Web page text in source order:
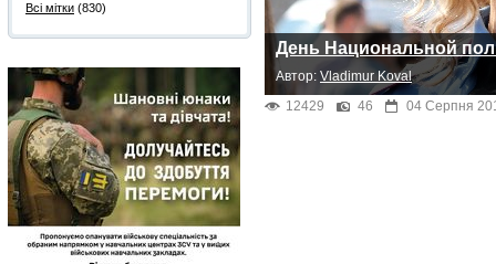
День Национальной
Автор: Vladimur Koval
12429
46 04 Серпня
Всі мітки (830)